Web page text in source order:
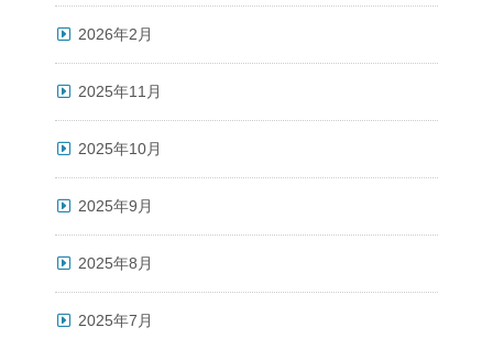
2026年2月
2025年11月
2025年10月
2025年9月
2025年8月
2025年7月